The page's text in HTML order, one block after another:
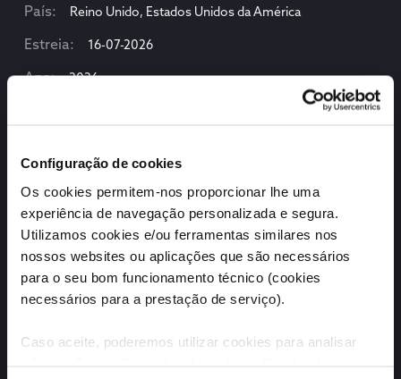
Configuração de cookies
Os cookies permitem-nos proporcionar lhe uma
experiência de navegação personalizada e segura.
Utilizamos cookies e/ou ferramentas similares nos
nossos websites ou aplicações que são necessários
para o seu bom funcionamento técnico (cookies
necessários para a prestação de serviço).
Caso aceite, poderemos utilizar cookies para analisar
país Reino Unido, Estados Unidos da América
estreia 16-07-2026
ano 2026